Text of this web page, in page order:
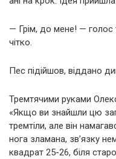
— Грім, до мене! — голос
чітко.
Пес підійшов, віддано
Тремтячими руками
«Якщо ви знайшли цю
тремтіли, але він
нога зламана, зв’язку
квадрат 25-26, біля